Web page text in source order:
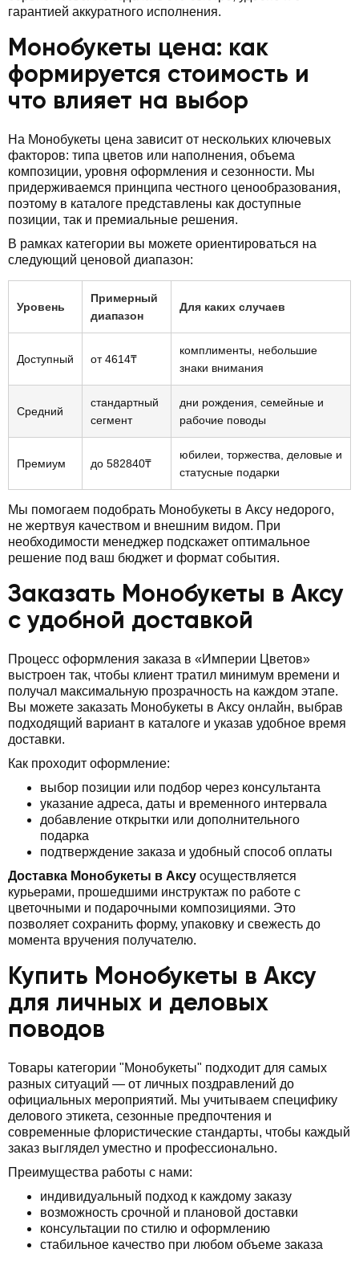
гарантией аккуратного исполнения.
Монобукеты цена: как
формируется стоимость и
что влияет на выбор
На Монобукеты цена зависит от нескольких ключевых
факторов: типа цветов или наполнения, объема
композиции, уровня оформления и сезонности. Мы
придерживаемся принципа честного ценообразования,
поэтому в каталоге представлены как доступные
позиции, так и премиальные решения.
В рамках категории вы можете ориентироваться на
следующий ценовой диапазон:
Уровень
Примерный
диапазон
Для каких случаев
Доступный от 4614₸
комплименты, небольшие
знаки внимания
Средний
стандартный
сегмент
дни рождения, семейные и
рабочие поводы
Премиум до 582840₸
юбилеи, торжества, деловые и
статусные подарки
Мы помогаем подобрать Монобукеты в Аксу недорого,
не жертвуя качеством и внешним видом. При
необходимости менеджер подскажет оптимальное
решение под ваш бюджет и формат события.
Заказать Монобукеты в Аксу
с удобной доставкой
Процесс оформления заказа в «Империи Цветов»
выстроен так, чтобы клиент тратил минимум времени и
получал максимальную прозрачность на каждом этапе.
Вы можете заказать Монобукеты в Аксу онлайн, выбрав
подходящий вариант в каталоге и указав удобное время
доставки.
Как проходит оформление:
выбор позиции или подбор через консультанта
указание адреса, даты и временного интервала
добавление открытки или дополнительного
подарка
подтверждение заказа и удобный способ оплаты
Доставка Монобукеты в Аксу осуществляется
курьерами, прошедшими инструктаж по работе с
цветочными и подарочными композициями. Это
позволяет сохранить форму, упаковку и свежесть до
момента вручения получателю.
Купить Монобукеты в Аксу
для личных и деловых
поводов
Товары категории "Монобукеты" подходит для самых
разных ситуаций — от личных поздравлений до
официальных мероприятий. Мы учитываем специфику
делового этикета, сезонные предпочтения и
современные флористические стандарты, чтобы каждый
заказ выглядел уместно и профессионально.
Преимущества работы с нами:
индивидуальный подход к каждому заказу
возможность срочной и плановой доставки
консультации по стилю и оформлению
стабильное качество при любом объеме заказа